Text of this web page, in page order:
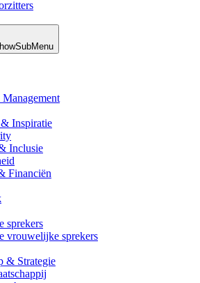
Inspiratie
Inclusie
Financiën
sprekers
vrouwelijke sprekers
& Strategie